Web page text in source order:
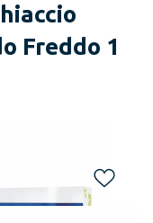
Freddo 1